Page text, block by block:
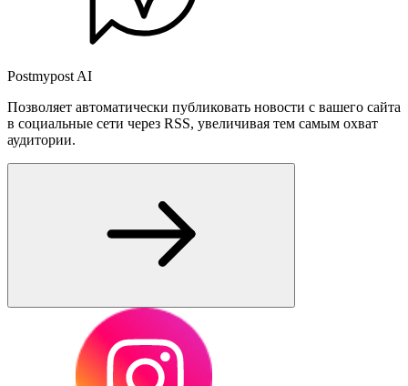
Postmypost AI
Позволяет автоматически публиковать новости с вашего сайта
в социальные сети через RSS, увеличивая тем самым охват
аудитории.